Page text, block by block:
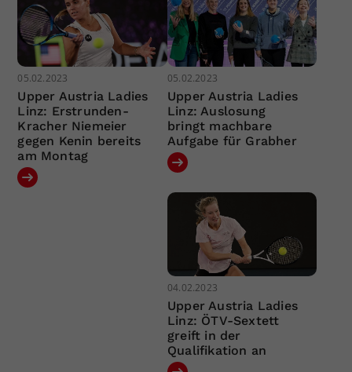
05.02.2023
Upper Austria Ladies
Linz: Erstrunden-
Kracher Niemeier
gegen Kenin bereits
am Montag
05.02.2023
Upper Austria Ladies
Linz: Auslosung
bringt machbare
Aufgabe für Grabher
04.02.2023
Upper Austria Ladies
Linz: ÖTV-Sextett
greift in der
Qualifikation an